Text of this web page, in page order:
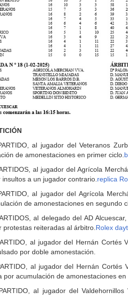
al jugador del Veteranos
de amonestaciones en primer ciclo.
al jugador del Agrícola
a un jugador contrario. replica
al jugador del Agrícola
de amonestaciones en segundo
al delegado del AD
protestas reiteradas al árbitro. Rolex
al jugador del Hernán Cortés
por doble amonestación.
al jugador del Hernán Cortés
por acumulación de amonestaciones en
al jugador del Valdehornillos